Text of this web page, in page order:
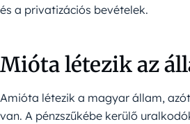
és a privatizációs bevételek.
Mióta létezik az
Amióta létezik a magyar állam,
van. A pénzszűkébe kerülő